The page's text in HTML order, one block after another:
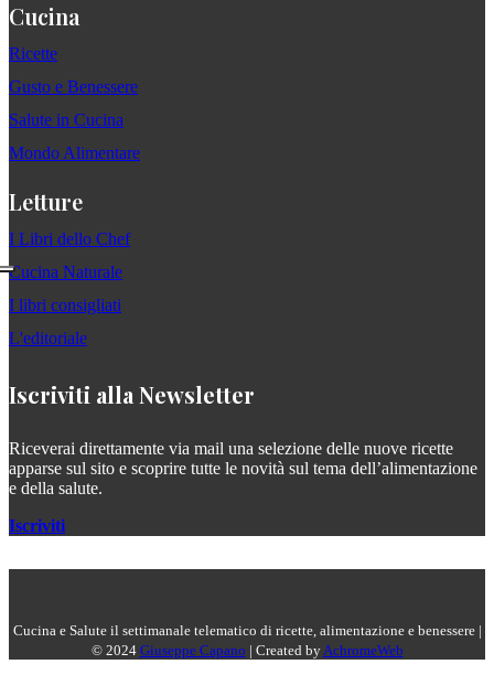
Cucina
Ricette
Gusto e Benessere
Salute in Cucina
Mondo Alimentare
Letture
I Libri dello Chef
Cucina Naturale
I libri consigliati
L'editoriale
Iscriviti alla Newsletter
Riceverai direttamente via mail una selezione delle nuove ricette
apparse sul sito e scoprire tutte le novità sul tema dell’alimentazione
e della salute.
Iscriviti
Cucina e Salute il settimanale telematico di ricette, alimentazione e benessere |
© 2024 Giuseppe Capano | Created by AchromeWeb